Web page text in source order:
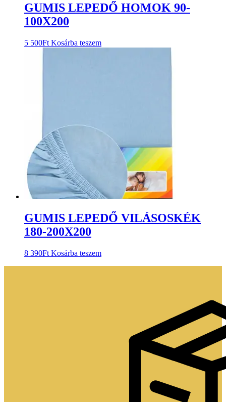
GUMIS LEPEDŐ HOMOK 90-
100X200
5 500Ft Kosárba teszem
GUMIS LEPEDŐ VILÁSOSKÉK
180-200X200
8 390Ft Kosárba teszem